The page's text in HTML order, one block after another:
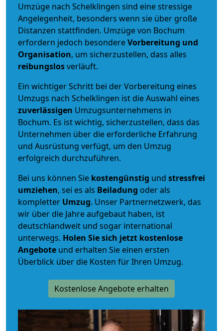
Umzüge nach Schelklingen sind eine stressige
Angelegenheit, besonders wenn sie über große
Distanzen stattfinden. Umzüge von Bochum
erfordern jedoch besondereVorbereitung und
Organisation, um sicherzustellen, dass alles
reibungslosverläuft.
Ein wichtiger Schritt bei der Vorbereitung eines
Umzugs nach Schelklingen ist die Auswahl eines
zuverlässigen Umzugsunternehmens in
Bochum. Es ist wichtig, sicherzustellen, dass das
Unternehmen über die erforderliche Erfahrung
und Ausrüstung verfügt, um den Umzug
erfolgreich durchzuführen.
Bei uns können Sie kostengünstig und stressfrei
umziehen, sei es als Beiladung oder als
kompletter Umzug. Unser Partnernetzwerk, das
wir über die Jahre aufgebaut haben, ist
deutschlandweit und sogar international
unterwegs. Holen Sie sich jetzt kostenlose
Angebote und erhalten Sie einen ersten
Überblick über die Kosten für Ihren Umzug.
Kostenlose Angebote erhalten